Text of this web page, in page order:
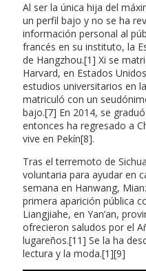
Al ser la única hija del
un perfil bajo y no se ha
información personal al
francés en su instituto, la
de Hangzhou.[1] Xi se
Harvard, en Estados
estudios universitarios en
matriculó con un
bajo.[7] En 2014, se
entonces ha regresado a
vive en Pekín[8].
Tras el terremoto de
voluntaria para ayudar en
semana en Hanwang,
primera aparición pública
Liangjiahe, en Yan’an,
ofrecieron saludos por el
lugareños.[11] Se la ha
lectura y la moda.[1][9]